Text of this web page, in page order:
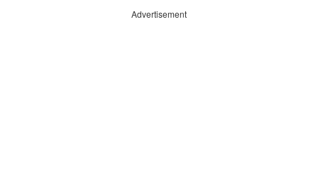
Advertisement